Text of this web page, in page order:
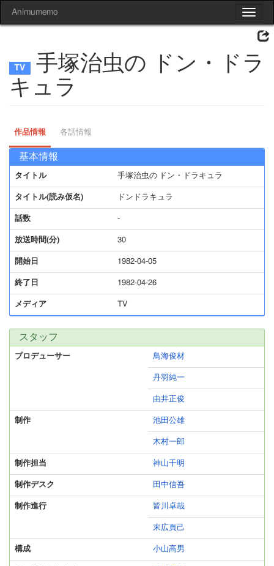
Toggle
Animumemo
手塚治虫の ドン・ドラ
キュラ
作品情報 各話情報
基本情報
タイトル 手塚治虫の ドン・ドラキュラ
タイトル(読み仮名) ドンドラキュラ
話数 -
放送時間(分) 30
開始日 1982-04-05
終了日 1982-04-26
メディア TV
スタッフ
プロデューサー 鳥海俊材
丹羽純一
由井正俊
制作 池田公雄
木村一郎
制作担当 神山千明
制作デスク 田中信吾
制作進行 皆川卓哉
末広頁己
構成 小山高男